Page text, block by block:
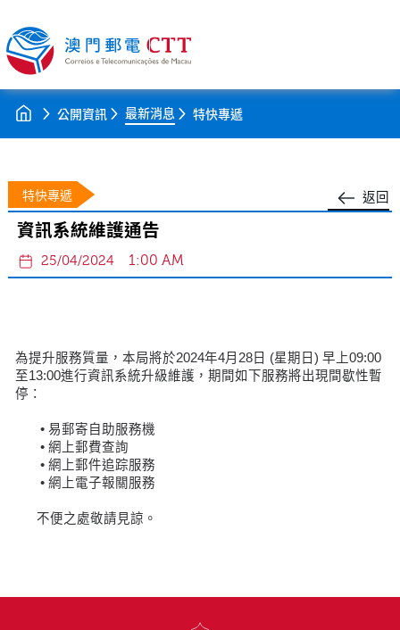
公開資訊 最新消息 特快專遞
返回
特快專遞
資訊系統維護通告
25/04/2024 1:00 AM
為提升服務質量，本局將於2024年4月28日 (星期日) 早上09:00
至13:00進行資訊系統升級維護，期間如下服務將出現間歇性暫
停：
• 易郵寄自助服務機
• 網上郵費查詢
• 網上郵件追踪服務
• 網上電子報關服務
不便之處敬請見諒。